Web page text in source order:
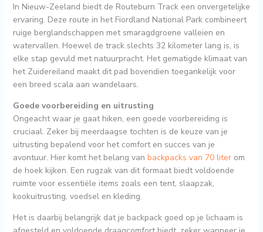
In Nieuw-Zeeland biedt de Routeburn Track een onvergetelijke
ervaring. Deze route in het Fiordland National Park combineert
ruige berglandschappen met smaragdgroene valleien en
watervallen. Hoewel de track slechts 32 kilometer lang is, is
elke stap gevuld met natuurpracht. Het gematigde klimaat van
het Zuidereiland maakt dit pad bovendien toegankelijk voor
een breed scala aan wandelaars.
Goede voorbereiding en uitrusting
Ongeacht waar je gaat hiken, een goede voorbereiding is
cruciaal. Zeker bij meerdaagse tochten is de keuze van je
uitrusting bepalend voor het comfort en succes van je
avontuur. Hier komt het belang van backpacks van 70 literom
de hoek kijken. Een rugzak van dit formaat biedt voldoende
ruimte voor essentiële items zoals een tent, slaapzak,
kookuitrusting, voedsel en kleding.
Het is daarbij belangrijk dat je backpack goed op je lichaam is